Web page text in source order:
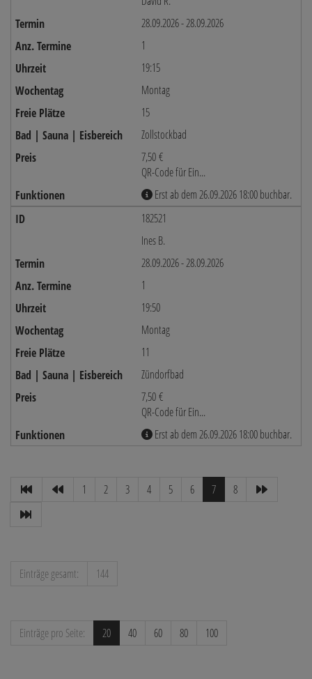
28.09.2026 - 28.09.2026
1
19:15
Montag
15
Zollstockbad
7,50 €
QR-Code für Ein...
Erst ab dem 26.09.2026 18:00 buchbar.
182521
Ines B.
28.09.2026 - 28.09.2026
1
19:50
Montag
11
Zündorfbad
7,50 €
QR-Code für Ein...
Erst ab dem 26.09.2026 18:00 buchbar.
1 2 3 4 5 6 7 8
Einträge gesamt: 144
Einträge pro Seite: 20 40 60 80 100